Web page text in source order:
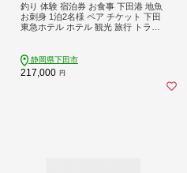
釣り 体験 宿泊券 お食事 下田港 地魚
お刺身 1泊2名様 ペア チケット 下田
東急ホテル ホテル 観光 旅行 トラベ
伊豆 し～もん PTS058-00001
静岡県下田市
217,000 円